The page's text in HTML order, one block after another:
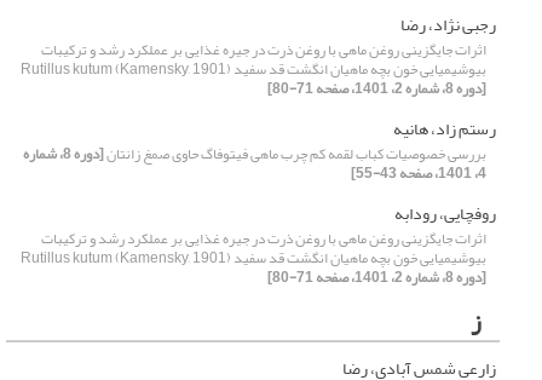
رجبی نژاد، رضا
اثرات جایگزینی روغن ماهی با روغن ذرت در جیره غذایی بر عملکرد رشد و ترکیبات
بیوشیمیایی خون بچه ماهیان انگشت قد سفید Rutillus kutum (Kamensky, 1901)
[دوره 8، شماره 2، 1401، صفحه 71-80]
رستم زاد، هانیه
بررسی خصوصیات کباب لقمه کم چرب ماهی فیتوفاگ حاوی صمغ زانتان [دوره 8، شماره
4، 1401، صفحه 43-55]
روفچایی، رودابه
اثرات جایگزینی روغن ماهی با روغن ذرت در جیره غذایی بر عملکرد رشد و ترکیبات
بیوشیمیایی خون بچه ماهیان انگشت قد سفید Rutillus kutum (Kamensky, 1901)
[دوره 8، شماره 2، 1401، صفحه 71-80]
ز
زارعی شمس آبادی، رضا